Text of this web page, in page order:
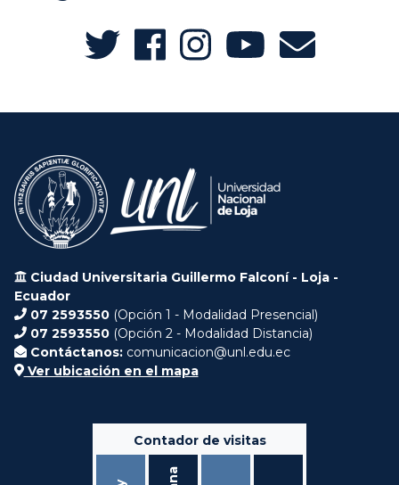
Ciudad Universitaria Guillermo Falconí - Loja -
Ecuador
07 2593550 (Opción 1 - Modalidad Presencial)
07 2593550 (Opción 2 - Modalidad Distancia)
Contáctanos: comunicacion@unl.edu.ec
Ver ubicación en el mapa
Contador de visitas